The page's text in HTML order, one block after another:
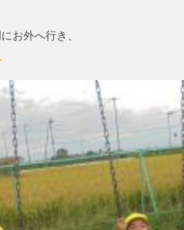
お外へ行き、